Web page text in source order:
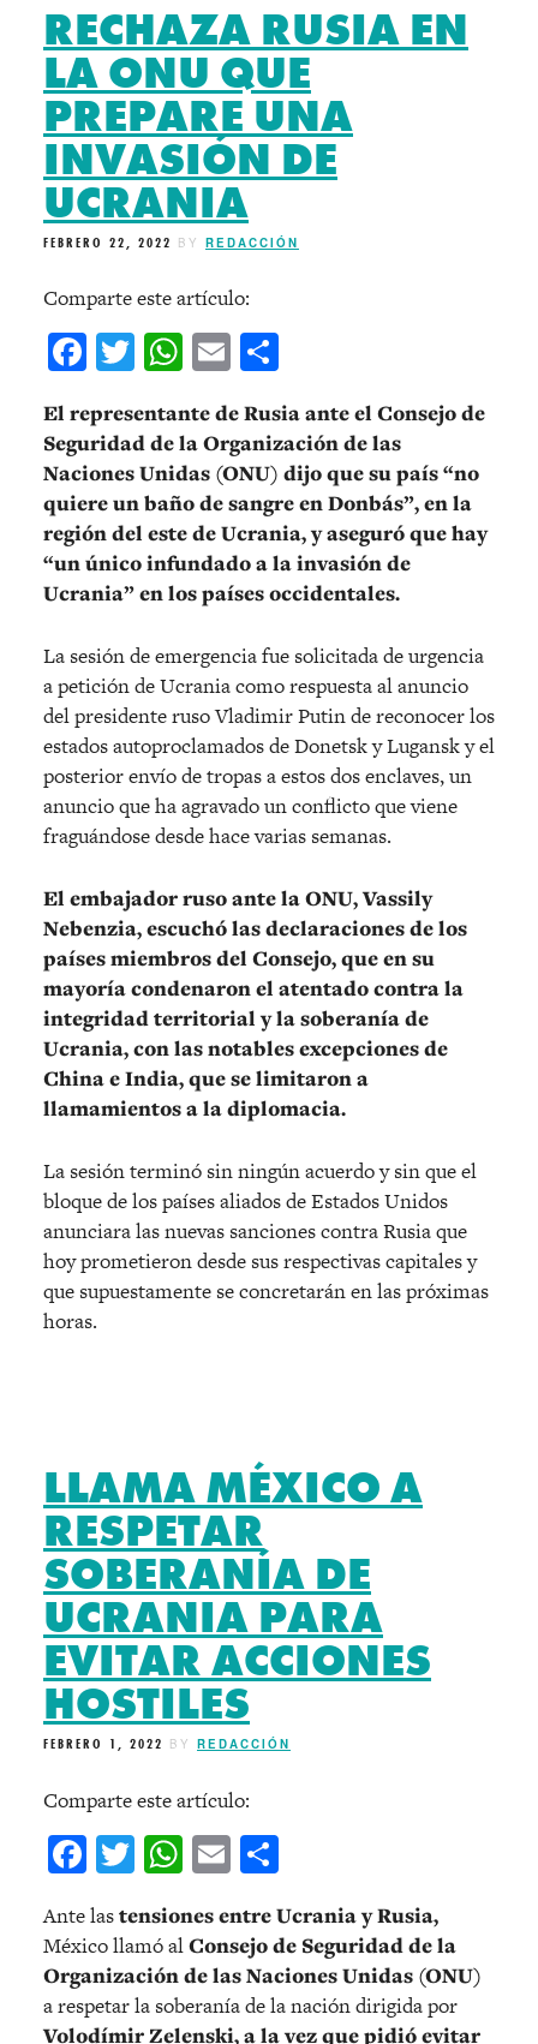
RECHAZA RUSIA EN
LA ONU QUE
PREPARE UNA
INVASIÓN DE
UCRANIA
FEBRERO 22, 2022 BY REDACCIÓN
Comparte este artículo:
Facebook
Twitter
WhatsApp
Email
El representante de Rusia ante el Consejo de
Seguridad de la Organización de las
Naciones Unidas (ONU) dijo que su país “no
quiere un baño de sangre en Donbás”, en la
región del este de Ucrania, y aseguró que hay
“un único infundado a la invasión de
Ucrania” en los países occidentales.
La sesión de emergencia fue solicitada de urgencia
a petición de Ucrania como respuesta al anuncio
del presidente ruso Vladimir Putin de reconocer los
estados autoproclamados de Donetsk y Lugansk y el
posterior envío de tropas a estos dos enclaves, un
anuncio que ha agravado un conflicto que viene
fraguándose desde hace varias semanas.
El embajador ruso ante la ONU, Vassily
Nebenzia, escuchó las declaraciones de los
países miembros del Consejo, que en su
mayoría condenaron el atentado contra la
integridad territorial y la soberanía de
Ucrania, con las notables excepciones de
China e India, que se limitaron a
llamamientos a la diplomacia.
La sesión terminó sin ningún acuerdo y sin que el
bloque de los países aliados de Estados Unidos
anunciara las nuevas sanciones contra Rusia que
hoy prometieron desde sus respectivas capitales y
que supuestamente se concretarán en las próximas
horas.
LLAMA MÉXICO A
RESPETAR
SOBERANÍA DE
UCRANIA PARA
EVITAR ACCIONES
HOSTILES
FEBRERO 1, 2022 BY REDACCIÓN
Comparte este artículo:
Facebook
Twitter
WhatsApp
Email
Ante lastensiones entre Ucrania y Rusia,
México llamó alConsejo de Seguridad de la
Organización de las Naciones Unidas (ONU)
a respetar la soberanía de la nación dirigida por
Volodímir Zelenski, a la vez que pidió evitar